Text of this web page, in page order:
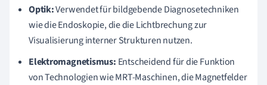
Optik:Verwendet für bildgebende Diagnosetechniken
wie die Endoskopie, die die Lichtbrechung zur
Visualisierung interner Strukturen nutzen.
Elektromagnetismus: Entscheidend für die Funktion
von Technologien wie MRT-Maschinen, die Magnetfelder